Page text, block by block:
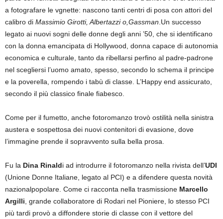
a fotografare le vgnette: nascono tanti centri di posa con attori del
calibro di Massimio Girotti, Albertazzi o,Gassman .Un successo
legato ai nuovi sogni delle donne degli anni ’50, che si identificano
con la donna emancipata di Hollywood, donna capace di autonomia
economica e culturale, tanto da ribellarsi perfino al padre-padrone
nel scegliersi l’uomo amato, spesso, secondo lo schema il principe
e la poverella, rompendo i tabù di classe. L’Happy end assicurato,
secondo il più classico finale fiabesco.
Come per il fumetto, anche fotoromanzo trovò ostilità nella sinistra
austera e sospettosa dei nuovi contenitori di evasione, dove
l’immagine prende il sopravvento sulla bella prosa.
Fu la Dina Rinaldi ad introdurre il fotoromanzo nella rivista dell’UDI
(Unione Donne Italiane, legato al PCI) e a difendere questa novità
nazionalpopolare. Come ci racconta nella trasmissione Marcello
Argilli , grande collaboratore di Rodari nel Pioniere, lo stesso PCI
più tardi provò a diffondere storie di classe con il vettore del